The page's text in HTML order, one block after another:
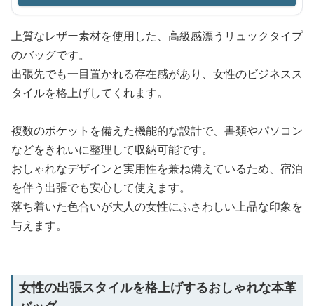
上質なレザー素材を使用した、高級感漂うリュックタイプ
のバッグです。
出張先でも一目置かれる存在感があり、女性のビジネスス
タイルを格上げしてくれます。
複数のポケットを備えた機能的な設計で、書類やパソコン
などをきれいに整理して収納可能です。
おしゃれなデザインと実用性を兼ね備えているため、宿泊
を伴う出張でも安心して使えます。
落ち着いた色合いが大人の女性にふさわしい上品な印象を
与えます。
女性の出張スタイルを格上げするおしゃれな本革